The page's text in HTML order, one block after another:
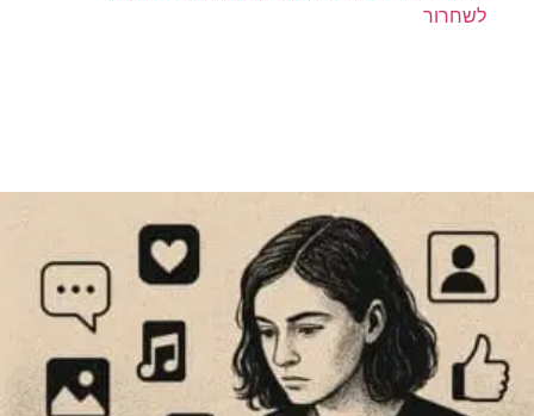
לשחרור